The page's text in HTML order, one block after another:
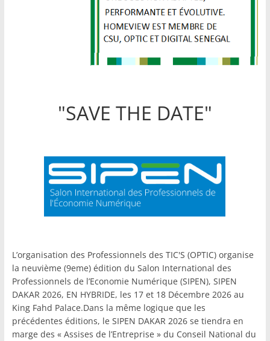
"SAVE THE DATE"
L’organisation des Professionnels des TIC'S (OPTIC) organise
la neuvième (9eme) édition du Salon International des
Professionnels de l’Economie Numérique (SIPEN), SIPEN
DAKAR 2026, EN HYBRIDE, les 17 et 18 Décembre 2026 au
King Fahd Palace.Dans la même logique que les
précédentes éditions, le SIPEN DAKAR 2026 se tiendra en
marge des « Assises de l’Entreprise » du Conseil National du